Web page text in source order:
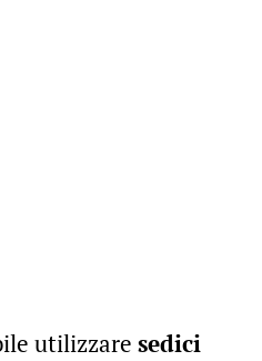
utilizzare sedici